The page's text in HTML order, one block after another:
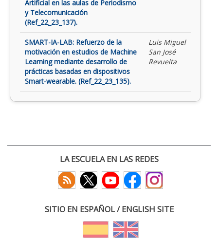
Artificial en las aulas de Periodismo
y Telecomunicación
(Ref_22_23_137).
SMART-IA-LAB: Refuerzo de la
motivación en estudios de Machine
Learning mediante desarrollo de
prácticas basadas en dispositivos
Smart-wearable. (Ref_22_23_135).
Luis Miguel
San José
Revuelta
LA ESCUELA EN LAS REDES
SITIO EN ESPAÑOL / ENGLISH SITE